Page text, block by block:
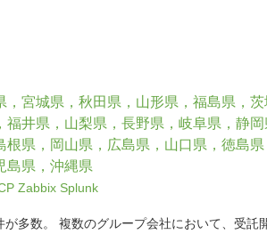
宮城県，秋田県，山形県，福島県，
福井県，山梨県，長野県，岐阜県，静
根県，岡山県，広島県，山口県，徳島
島県，沖縄県
Zabbix Splunk
多数。 複数のグループ会社において、受